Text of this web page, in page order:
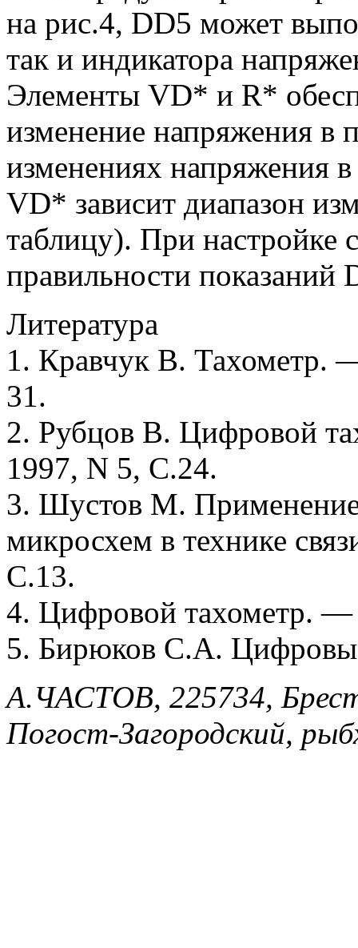
на рис.4, DD5 может
так и индикатора
Элементы VD* и R*
изменение напряжения в
изменениях напряжения
VD* зависит диапазон
таблицу). При
правильности показаний
Литература
1. Кравчук В. Тахометр.
31.
2. Рубцов В. Цифровой
1997, N 5, С.24.
3. Шустов М.
микросхем в технике
С.13.
4. Цифровой тахометр.
5. Бирюков С.А.
А.ЧАСТОВ, 225734,
Погост-Загородский,